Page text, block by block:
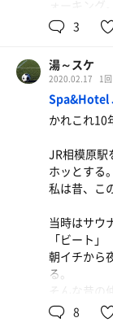
シメは大根
ムアップ！
サウナの後
酔いが回っ
私が塩サウ
コンパクト
カラダに擦
形状やセッ
ただずーっ
ろ？」って
それが〜い
そう、負け
湯上り、生
ツマミは
ストーブ横
る12分。ジ
ってしまい
しばらくす
いので個と
水風呂は四
ズ。水温計
今日は反省
掛水先ず10
小さな水風
の念も湧き
休憩は浴槽
ォーキン
く教えてく
ップ、15時
意気揚々と
に振る舞う
落ち着く角
次に行くの
ん…今日は
ワとやって
久々のサウ
最上段、Ｌ
のもこみ上
終始10名
ならない。
3
湯～スケ
2020.02.17 1
Spa&Hotel
かれこれ10
JR相模原駅
ホッとする。
私は昔、こ
当時はサウ
「ビート」
朝イチから
る。
そんな昔
囲むことも
8